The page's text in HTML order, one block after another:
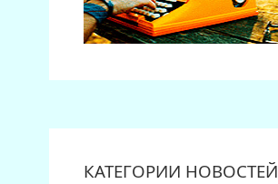
КАТЕГОРИИ НОВОСТЕЙ